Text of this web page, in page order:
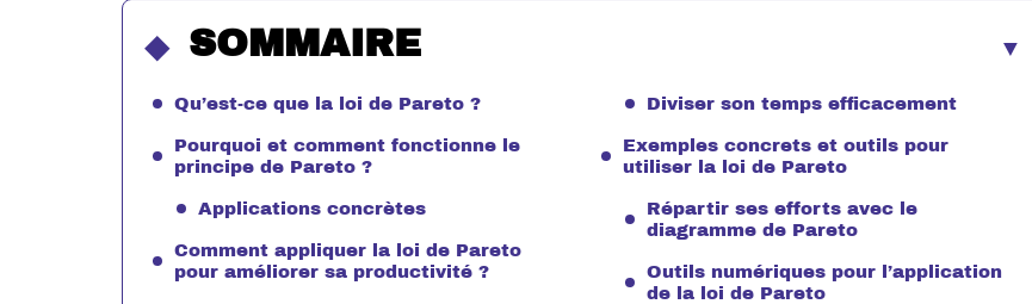
SOMMAIRE
Qu’est-ce que la loi de Pareto ?
Pourquoi et comment fonctionne le
principe de Pareto ?
Applications concrètes
Comment appliquer la loi de Pareto
pour améliorer sa productivité ?
Diviser son temps efficacement
Exemples concrets et outils pour
utiliser la loi de Pareto
Répartir ses efforts avec le
diagramme de Pareto
Outils numériques pour l’application
de la loi de Pareto